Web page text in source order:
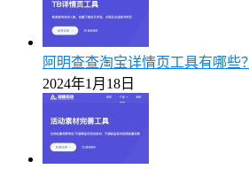
阿明查查淘宝详情页工具有哪些？
2024年1月18日